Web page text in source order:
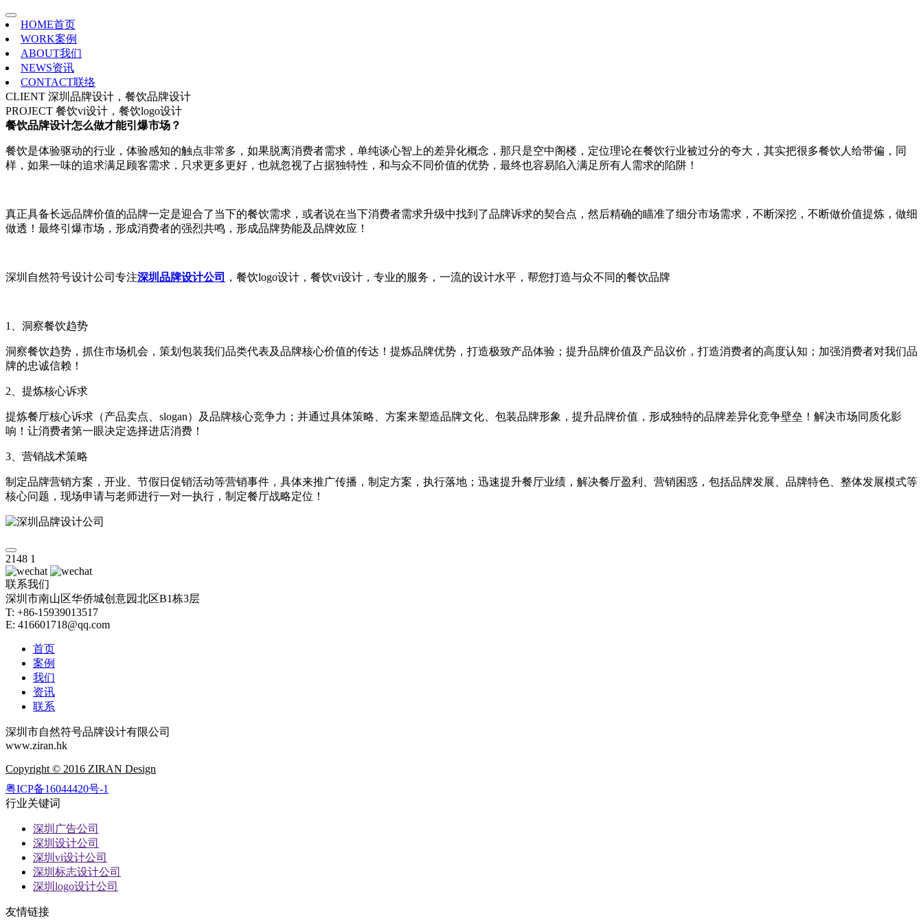
HOME首页
WORK案例
ABOUT我们
NEWS资讯
CONTACT联络
CLIENT 深圳品牌设计，餐饮品牌设计
PROJECT 餐饮vi设计，餐饮logo设计
餐饮品牌设计怎么做才能引爆市场？
餐饮是体验驱动的行业，体验感知的触点非常多，如果脱离消费者需求，单纯谈心智上的差异化概念，那只是空中阁楼，定位理论在餐饮行业被过分的夸大，其实把很多餐饮人给带偏，同
样，如果一味的追求满足顾客需求，只求更多更好，也就忽视了占据独特性，和与众不同价值的优势，最终也容易陷入满足所有人需求的陷阱！
真正具备长远品牌价值的品牌一定是迎合了当下的餐饮需求，或者说在当下消费者需求升级中找到了品牌诉求的契合点，然后精确的瞄准了细分市场需求，不断深挖，不断做价值提炼，做细
做透！最终引爆市场，形成消费者的强烈共鸣，形成品牌势能及品牌效应！
深圳自然符号设计公司专注深圳品牌设计公司 ，餐饮logo设计，餐饮vi设计，专业的服务，一流的设计水平，帮您打造与众不同的餐饮品牌
1、洞察餐饮趋势
洞察餐饮趋势，抓住市场机会，策划包装我们品类代表及品牌核心价值的传达！提炼品牌优势，打造极致产品体验；提升品牌价值及产品议价，打造消费者的高度认知；加强消费者对我们品
牌的忠诚信赖！
2、提炼核心诉求
提炼餐厅核心诉求（产品卖点、slogan）及品牌核心竞争力；并通过具体策略、方案来塑造品牌文化、包装品牌形象，提升品牌价值，形成独特的品牌差异化竞争壁垒！解决市场同质化影
响！让消费者第一眼决定选择进店消费！
3、营销战术策略
制定品牌营销方案，开业、节假日促销活动等营销事件，具体来推广传播，制定方案，执行落地；迅速提升餐厅业绩，解决餐厅盈利、营销困惑，包括品牌发展、品牌特色、整体发展模式等
核心问题，现场申请与老师进行一对一执行，制定餐厅战略定位！
2148 1
联系我们
深圳市南山区华侨城创意园北区B1栋3层
T: +86-15939013517
E: 416601718@qq.com
首页
案例
我们
资讯
联系
深圳市自然符号品牌设计有限公司
www.ziran.hk
Copyright © 2016 ZIRAN Design
粤ICP备16044420号-1
行业关键词
深圳广告公司
深圳设计公司
深圳vi设计公司
深圳标志设计公司
深圳logo设计公司
友情链接